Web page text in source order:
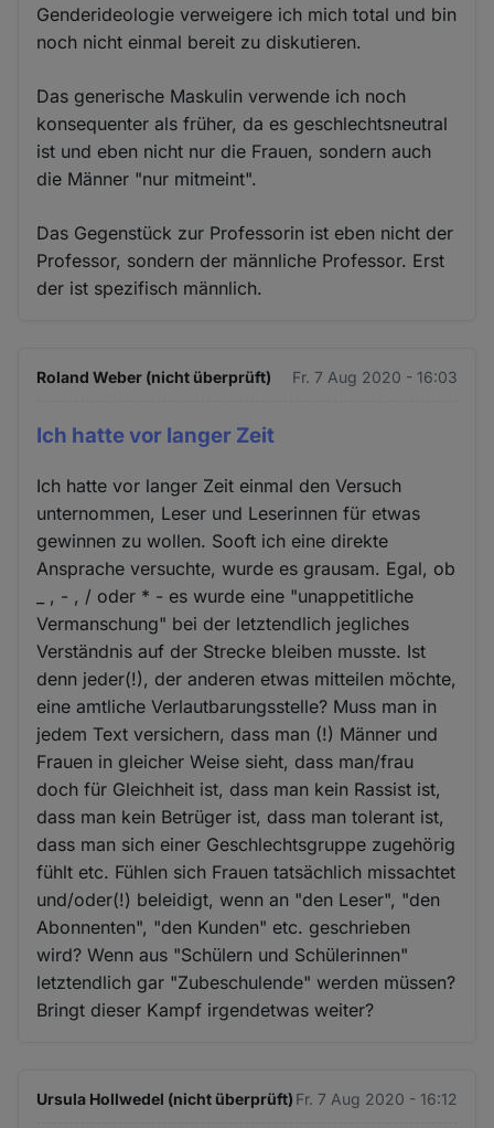
Genderideologie verweigere ich mich total und bin
noch nicht einmal bereit zu diskutieren.
Das generische Maskulin verwende ich noch
konsequenter als früher, da es geschlechtsneutral
ist und eben nicht nur die Frauen, sondern auch
die Männer "nur mitmeint".
Das Gegenstück zur Professorin ist eben nicht der
Professor, sondern der männliche Professor. Erst
der ist spezifisch männlich.
Roland Weber (nicht überprüft) Fr. 7 Aug 2020 - 16:03
Ich hatte vor langer Zeit
Ich hatte vor langer Zeit einmal den Versuch
unternommen, Leser und Leserinnen für etwas
gewinnen zu wollen. Sooft ich eine direkte
Ansprache versuchte, wurde es grausam. Egal, ob
_ , - , / oder * - es wurde eine "unappetitliche
Vermanschung" bei der letztendlich jegliches
Verständnis auf der Strecke bleiben musste. Ist
denn jeder(!), der anderen etwas mitteilen möchte,
eine amtliche Verlautbarungsstelle? Muss man in
jedem Text versichern, dass man (!) Männer und
Frauen in gleicher Weise sieht, dass man/frau
doch für Gleichheit ist, dass man kein Rassist ist,
dass man kein Betrüger ist, dass man tolerant ist,
dass man sich einer Geschlechtsgruppe zugehörig
fühlt etc. Fühlen sich Frauen tatsächlich missachtet
und/oder(!) beleidigt, wenn an "den Leser", "den
Abonnenten", "den Kunden" etc. geschrieben
wird? Wenn aus "Schülern und Schülerinnen"
letztendlich gar "Zubeschulende" werden müssen?
Bringt dieser Kampf irgendetwas weiter?
Ursula Hollwedel (nicht überprüft) Fr. 7 Aug 2020 - 16:12